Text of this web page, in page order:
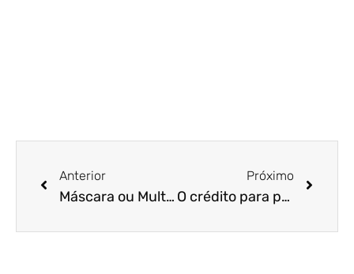
Anterior
Máscara ou Multa? O dilema que vai custar, no mínimo, 500 reais
Próximo
O crédito para pequenas e médias empresas está finalmente disponível?